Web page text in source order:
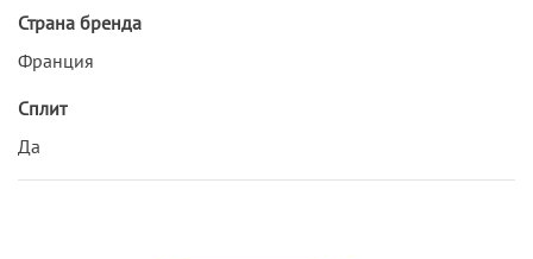
Страна бренда
Франция
Сплит
Да